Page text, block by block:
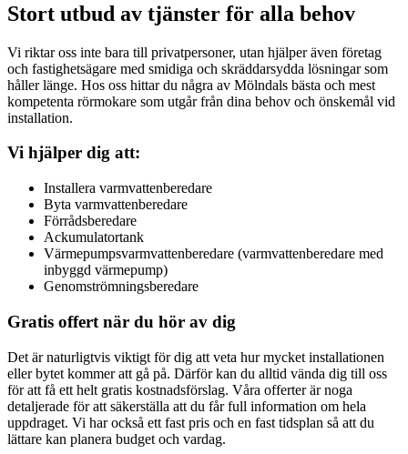
Stort utbud av tjänster för alla behov
Vi riktar oss inte bara till privatpersoner, utan hjälper även företag
och fastighetsägare med smidiga och skräddarsydda lösningar som
håller länge. Hos oss hittar du några av Mölndals bästa och mest
kompetenta rörmokare som utgår från dina behov och önskemål vid
installation.
Vi hjälper dig att:
Installera varmvattenberedare
Byta varmvattenberedare
Förrådsberedare
Ackumulatortank
Värmepumpsvarmvattenberedare (varmvattenberedare med
inbyggd värmepump)
Genomströmningsberedare
Gratis offert när du hör av dig
Det är naturligtvis viktigt för dig att veta hur mycket installationen
eller bytet kommer att gå på. Därför kan du alltid vända dig till oss
för att få ett helt gratis kostnadsförslag. Våra offerter är noga
detaljerade för att säkerställa att du får full information om hela
uppdraget. Vi har också ett fast pris och en fast tidsplan så att du
lättare kan planera budget och vardag.